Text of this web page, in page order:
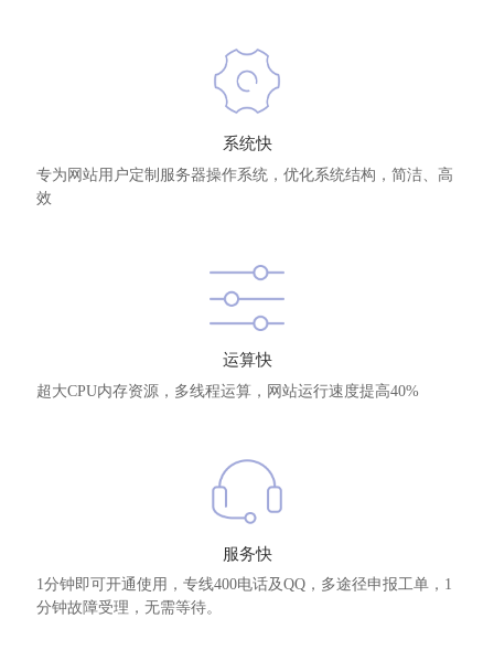
系统快
专为网站用户定制服务器操作系统，优化系统结构，简洁、高
效
运算快
超大CPU内存资源，多线程运算，网站运行速度提高40%
服务快
1分钟即可开通使用，专线400电话及QQ，多途径申报工单，1
分钟故障受理，无需等待。